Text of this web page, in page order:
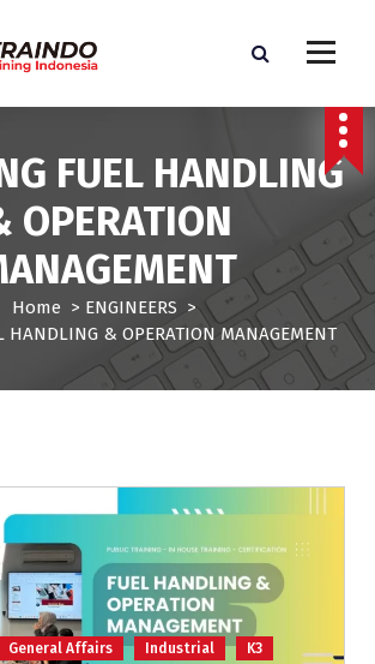
FUEL HANDLING
OPERATION
Home > ENGINEERS >
HANDLING & OPERATION MANAGEMENT
General Affairs Industrial K3